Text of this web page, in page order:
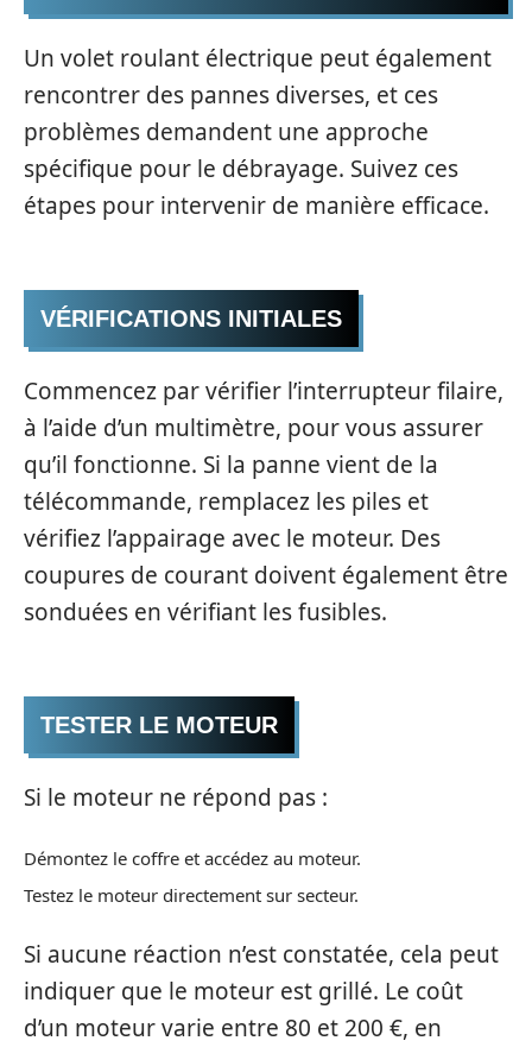
Un volet roulant électrique peut également
rencontrer des pannes diverses, et ces
problèmes demandent une approche
spécifique pour le débrayage. Suivez ces
étapes pour intervenir de manière efficace.
VÉRIFICATIONS INITIALES
Commencez par vérifier l’interrupteur filaire,
à l’aide d’un multimètre, pour vous assurer
qu’il fonctionne. Si la panne vient de la
télécommande, remplacez les piles et
vérifiez l’appairage avec le moteur. Des
coupures de courant doivent également être
sonduées en vérifiant les fusibles.
TESTER LE MOTEUR
Si le moteur ne répond pas :
Démontez le coffre et accédez au moteur.
Testez le moteur directement sur secteur.
Si aucune réaction n’est constatée, cela peut
indiquer que le moteur est grillé. Le coût
d’un moteur varie entre 80 et 200 €, en